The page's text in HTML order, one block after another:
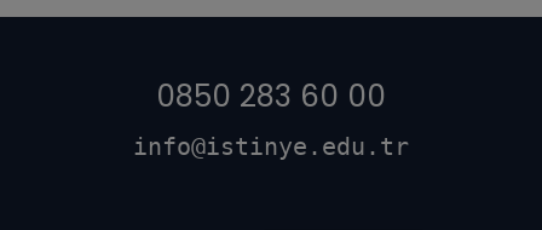
0850 283 60 00
info@istinye.edu.tr